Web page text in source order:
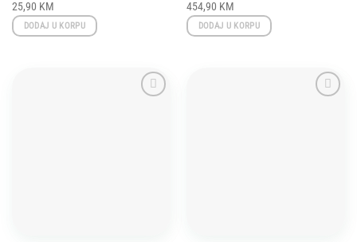
25,90 KM
DODAJ U KORPU
454,90 KM
DODAJ U KORPU